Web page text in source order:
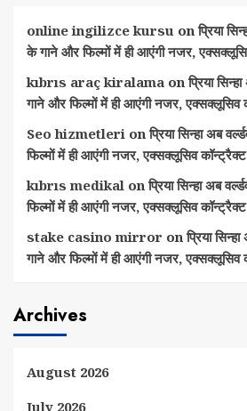
online ingilizce kursu onप्रिया
के गाने और फिल्मों में ही आएंगी नजर,
kıbrıs araç kiralama onप्रिया
गाने और फिल्मों में ही आएंगी नजर, एक्सक्लूसिव
Seo hizmetleri onप्रिया सिन्हा अब
फिल्मों में ही आएंगी नजर, एक्सक्लूसिव
kıbrıs medikal onप्रिया सिन्हा अब
फिल्मों में ही आएंगी नजर, एक्सक्लूसिव
stake casino mirror onप्रिया
गाने और फिल्मों में ही आएंगी नजर, एक्सक्लूसिव
Archives
August 2026
July 2026